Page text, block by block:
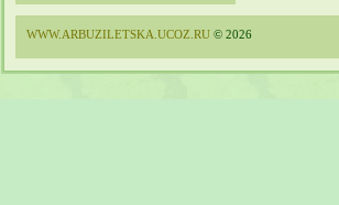
WWW.ARBUZILETSKA.UCOZ.RU © 2026